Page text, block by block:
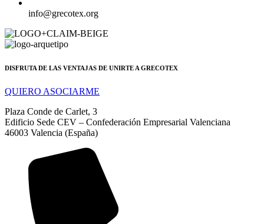
info@grecotex.org
DISFRUTA DE LAS VENTAJAS DE UNIRTE A GRECOTEX
QUIERO ASOCIARME
Plaza Conde de Carlet, 3
Edificio Sede CEV – Confederación Empresarial Valenciana
46003 Valencia (España)